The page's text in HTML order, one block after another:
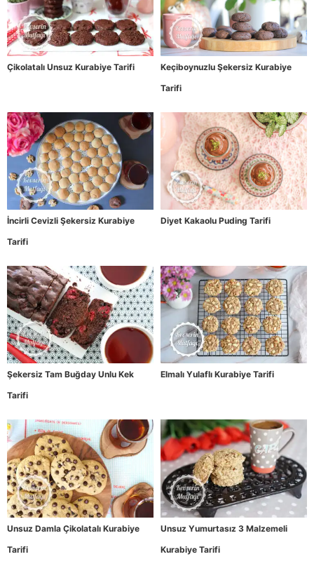
Çikolatalı Unsuz Kurabiye Tarifi
Keçiboynuzlu Şekersiz Kurabiye
Tarifi
İncirli Cevizli Şekersiz Kurabiye
Tarifi
Diyet Kakaolu Puding Tarifi
Şekersiz Tam Buğday Unlu Kek
Tarifi
Elmalı Yulaflı Kurabiye Tarifi
Unsuz Damla Çikolatalı Kurabiye
Tarifi
Unsuz Yumurtasız 3 Malzemeli
Kurabiye Tarifi